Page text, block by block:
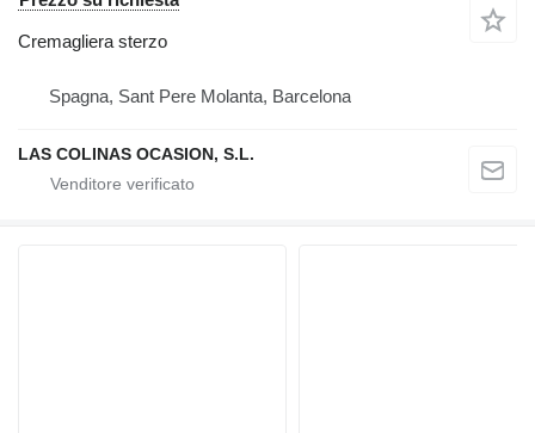
Cremagliera sterzo
Spagna, Sant Pere Molanta, Barcelona
LAS COLINAS OCASION, S.L.